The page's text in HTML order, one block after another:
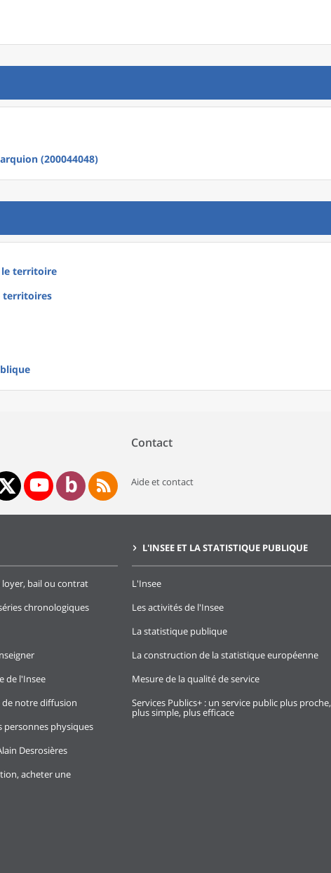
(200044048)
le territoire
territoires
Contact
Aide et contact
loyer, bail ou contrat
chronologiques
de l'Insee
de notre diffusion
personnes physiques
Desrosières
acheter une
L'INSEE ET LA STATISTIQUE PUBLIQUE
L'Insee
Les activités de l'Insee
La statistique publique
La construction de la statistique européenne
Mesure de la qualité de service
Services Publics+ : un service public plus proche,
plus simple, plus efficace